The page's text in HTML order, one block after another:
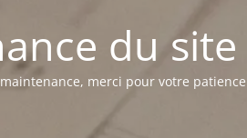
du site
merci pour votre